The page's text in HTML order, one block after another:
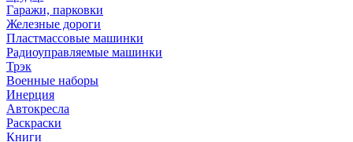
Гаражи, парковки
Железные дороги
Пластмассовые машинки
Радиоуправляемые машинки
Трэк
Военные наборы
Инерция
Автокресла
Раскраски
Книги